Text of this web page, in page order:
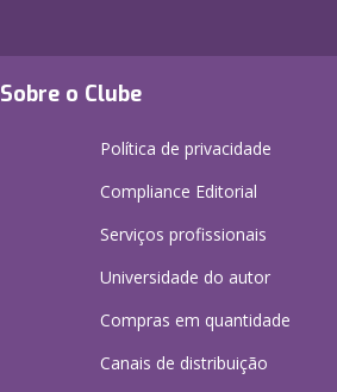
Sobre o Clube
Política de privacidade
Compliance Editorial
Serviços profissionais
Universidade do autor
Compras em quantidade
Canais de distribuição